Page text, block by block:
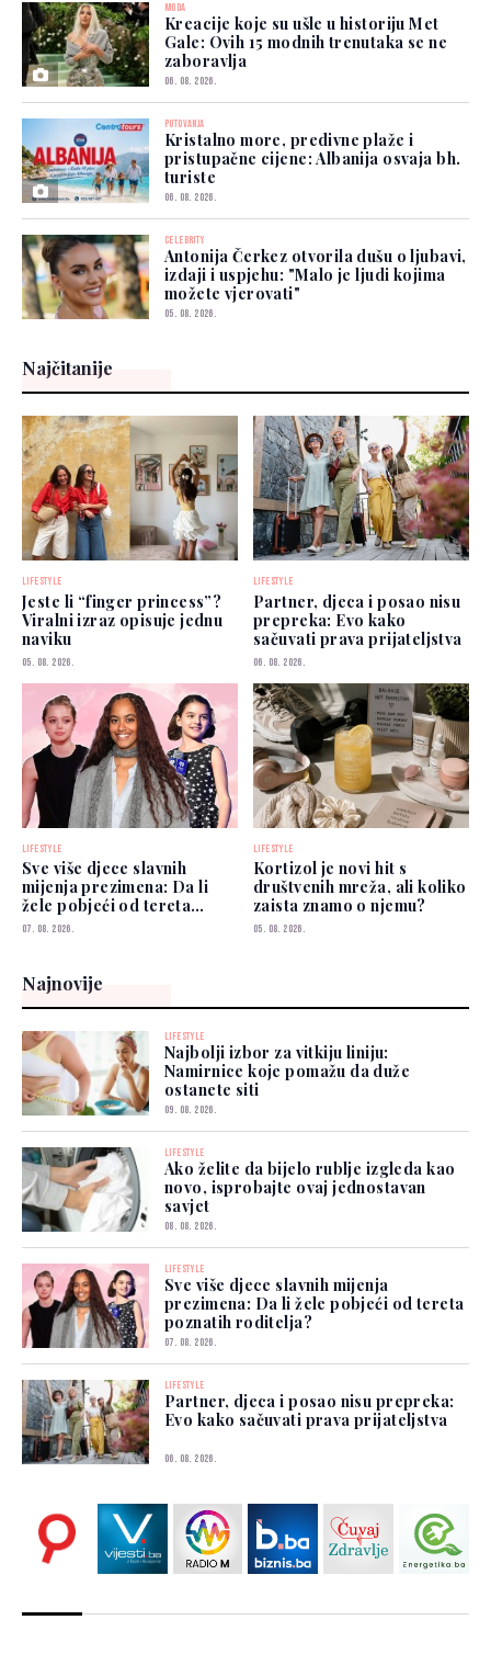
MODA
Kreacije koje su ušle u historiju Met
Gale: Ovih 15 modnih trenutaka se ne
zaboravlja
06. 08. 2026.
PUTOVANJA
Kristalno more, predivne plaže i
pristupačne cijene: Albanija osvaja bh.
turiste
06. 08. 2026.
CELEBRITY
Antonija Čerkez otvorila dušu o ljubavi,
izdaji i uspjehu: "Malo je ljudi kojima
možete vjerovati"
05. 08. 2026.
Najčitanije
LIFESTYLE
Jeste li “finger princess”?
Viralni izraz opisuje jednu
naviku
05. 08. 2026.
LIFESTYLE
Partner, djeca i posao nisu
prepreka: Evo kako
sačuvati prava prijateljstva
06. 08. 2026.
LIFESTYLE
Sve više djece slavnih
mijenja prezimena: Da li
žele pobjeći od tereta
poznatih roditelja?
07. 08. 2026.
LIFESTYLE
Kortizol je novi hit s
društvenih mreža, ali koliko
zaista znamo o njemu?
05. 08. 2026.
Najnovije
LIFESTYLE
Najbolji izbor za vitkiju liniju:
Namirnice koje pomažu da duže
ostanete siti
09. 08. 2026.
LIFESTYLE
Ako želite da bijelo rublje izgleda kao
novo, isprobajte ovaj jednostavan
savjet
08. 08. 2026.
LIFESTYLE
Sve više djece slavnih mijenja
prezimena: Da li žele pobjeći od tereta
poznatih roditelja?
07. 08. 2026.
LIFESTYLE
Partner, djeca i posao nisu prepreka:
Evo kako sačuvati prava prijateljstva
06. 08. 2026.